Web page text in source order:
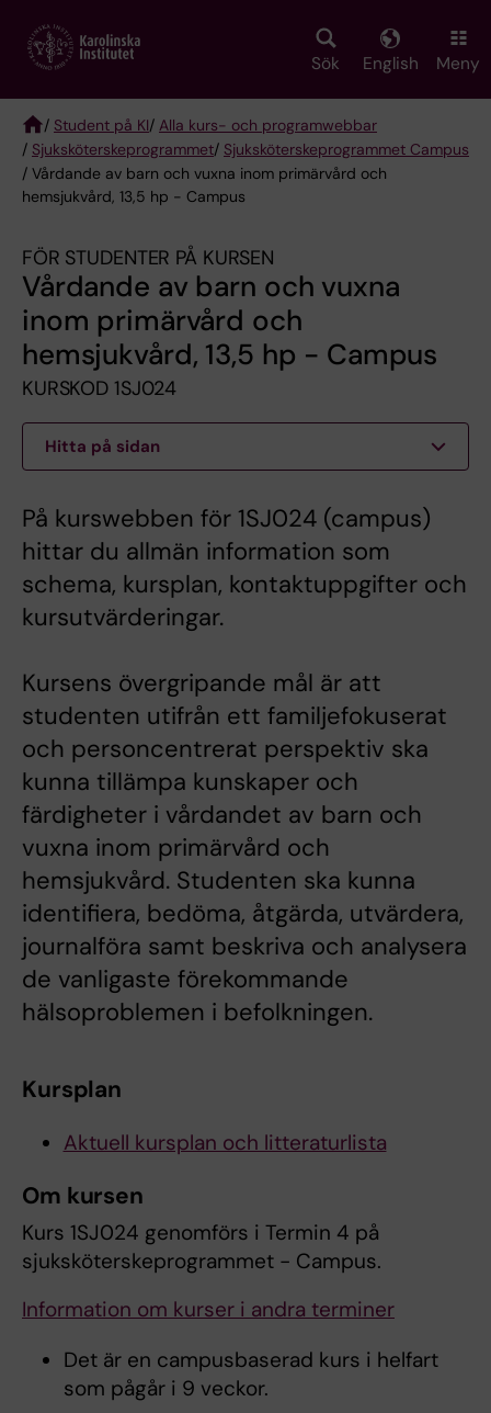
main
Sök English Meny
Breadcrumb
/ Student på KI/ Alla kurs- och programwebbar
/ Sjuksköterske­programmet/ Sjuksköterskeprogrammet Campus
/ Vårdande av barn och vuxna inom primärvård och
hemsjukvård, 13,5 hp - Campus
FÖR STUDENTER PÅ KURSEN
Vårdande av barn och vuxna
inom primärvård och
hemsjukvård, 13,5 hp - Campus
KURSKOD 1SJ024
Hitta på sidan
På kurswebben för 1SJ024 (campus)
hittar du allmän information som
schema, kursplan, kontaktuppgifter och
kursutvärderingar.
Kursens övergripande mål är att
studenten utifrån ett familjefokuserat
och personcentrerat perspektiv ska
kunna tillämpa kunskaper och
färdigheter i vårdandet av barn och
vuxna inom primärvård och
hemsjukvård. Studenten ska kunna
identifiera, bedöma, åtgärda, utvärdera,
journalföra samt beskriva och analysera
de vanligaste förekommande
hälsoproblemen i befolkningen.
Kursplan
Aktuell kursplan och litteraturlista
Om kursen
Kurs 1SJ024 genomförs i Termin 4 på
sjuksköterskeprogrammet - Campus.
Information om kurser i andra terminer
Det är en campusbaserad kurs i helfart
som pågår i 9 veckor.